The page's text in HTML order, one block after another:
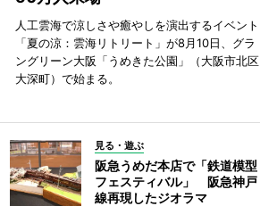
人工雲海で涼しさや癒やしを演出するイベント
「夏の涼：雲海リトリート」が8月10日、グラ
ングリーン大阪「うめきた公園」（大阪市北区
大深町）で始まる。
見る・遊ぶ
阪急うめだ本店で「鉄道模型
フェスティバル」 阪急神戸
線再現したジオラマ